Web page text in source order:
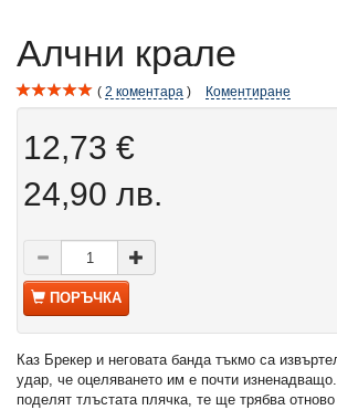
Алчни крале
2 коментара Коментиране
12,73 €
24,90 лв.
ПОРЪЧКА
Каз Брекер и неговата банда тъкмо са
удар, че оцеляването им е почти
поделят тлъстата плячка, те ще трябва